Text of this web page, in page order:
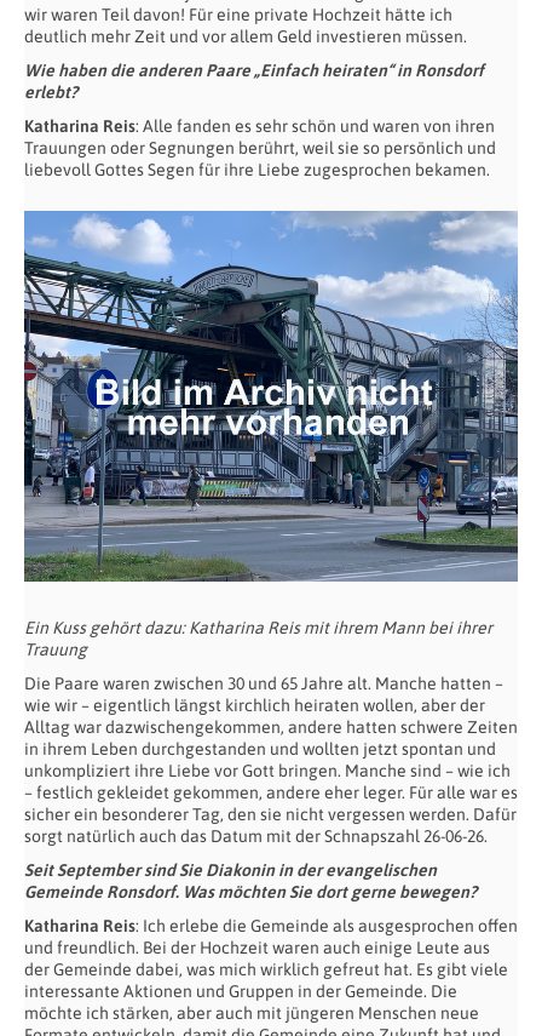
wir waren Teil davon! Für eine private Hochzeit hätte ich
deutlich mehr Zeit und vor allem Geld investieren müssen.
Wie haben die anderen Paare „Einfach heiraten“ in Ronsdorf
erlebt?
Katharina Reis: Alle fanden es sehr schön und waren von ihren
Trauungen oder Segnungen berührt, weil sie so persönlich und
liebevoll Gottes Segen für ihre Liebe zugesprochen bekamen.
Ein Kuss gehört dazu: Katharina Reis mit ihrem Mann bei ihrer
Trauung
Die Paare waren zwischen 30 und 65 Jahre alt. Manche hatten –
wie wir – eigentlich längst kirchlich heiraten wollen, aber der
Alltag war dazwischengekommen, andere hatten schwere Zeiten
in ihrem Leben durchgestanden und wollten jetzt spontan und
unkompliziert ihre Liebe vor Gott bringen. Manche sind – wie ich
– festlich gekleidet gekommen, andere eher leger. Für alle war es
sicher ein besonderer Tag, den sie nicht vergessen werden. Dafür
sorgt natürlich auch das Datum mit der Schnapszahl 26-06-26.
Seit September sind Sie Diakonin in der evangelischen
Gemeinde Ronsdorf. Was möchten Sie dort gerne bewegen?
Katharina Reis: Ich erlebe die Gemeinde als ausgesprochen offen
und freundlich. Bei der Hochzeit waren auch einige Leute aus
der Gemeinde dabei, was mich wirklich gefreut hat. Es gibt viele
interessante Aktionen und Gruppen in der Gemeinde. Die
möchte ich stärken, aber auch mit jüngeren Menschen neue